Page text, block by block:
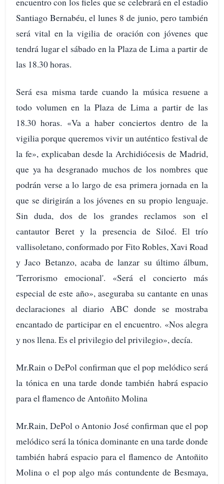
Santiago Bernabéu, el lunes 8 de junio, pero también
será vital en la vigilia de oración con jóvenes que
tendrá lugar el sábado en la Plaza de Lima a partir de
las 18.30 horas.
Será esa misma tarde cuando la música resuene a
todo volumen en la Plaza de Lima a partir de las
18.30 horas. «Va a haber conciertos dentro de la
vigilia porque queremos vivir un auténtico festival de
la fe», explicaban desde la Archidiócesis de Madrid,
que ya ha desgranado muchos de los nombres que
podrán verse a lo largo de esa primera jornada en la
que se dirigirán a los jóvenes en su propio lenguaje.
Sin duda, dos de los grandes reclamos son el
cantautor Beret y la presencia de Siloé. El trío
vallisoletano, conformado por Fito Robles, Xavi Road
y Jaco Betanzo, acaba de lanzar su último álbum,
'Terrorismo emocional'. «Será el concierto más
especial de este año», aseguraba su cantante en unas
declaraciones al diario ABC donde se mostraba
encantado de participar en el encuentro. «Nos alegra
y nos llena. Es el privilegio del privilegio», decía.
Mr.Rain o DePol confirman que el pop melódico será
la tónica en una tarde donde también habrá espacio
para el flamenco de Antoñito Molina
Mr.Rain, DePol o Antonio José confirman que el pop
melódico será la tónica dominante en una tarde donde
también habrá espacio para el flamenco de Antoñito
Molina o el pop algo más contundente de Besmaya,